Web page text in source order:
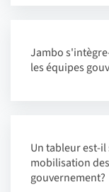
Jambo
les équipes
Un tableur est-
mobilisation
gouvernement?